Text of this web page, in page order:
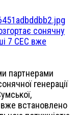
сонячну
7 СЕС вже
партнерами
генерації
вже встановлено